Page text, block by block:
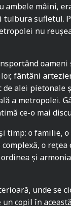
ambele mâini,
tulbura sufletul.
nu
fântâni
alei pietonale
a metropolei.
ce-o mai
timp: o familie, o
o
și
unde se
copil în